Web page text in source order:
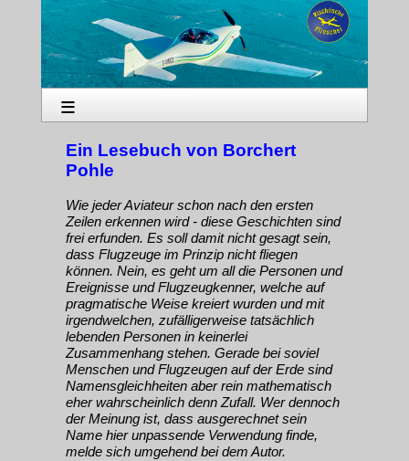
≡
Ein Lesebuch von Borchert
Pohle
Wie jeder Aviateur schon nach den ersten
Zeilen erkennen wird - diese Geschichten sind
frei erfunden. Es soll damit nicht gesagt sein,
dass Flugzeuge im Prinzip nicht fliegen
können. Nein, es geht um all die Personen und
Ereignisse und Flugzeugkenner, welche auf
pragmatische Weise kreiert wurden und mit
irgendwelchen, zufälligerweise tatsächlich
lebenden Personen in keinerlei
Zusammenhang stehen. Gerade bei soviel
Menschen und Flugzeugen auf der Erde sind
Namensgleichheiten aber rein mathematisch
eher wahrscheinlich denn Zufall. Wer dennoch
der Meinung ist, dass ausgerechnet sein
Name hier unpassende Verwendung finde,
melde sich umgehend bei dem Autor.